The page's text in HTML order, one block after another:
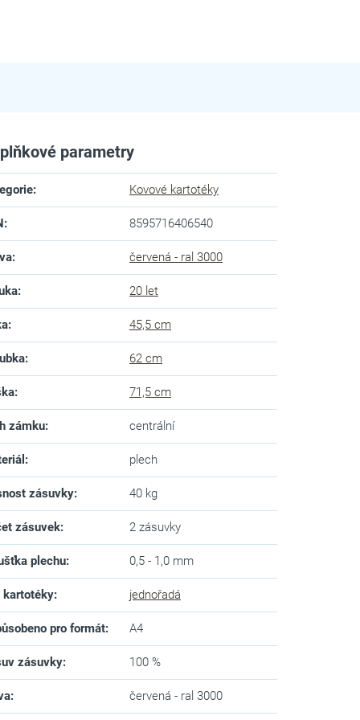
parametry
: Kovové kartotéky
: 8595716406540
: červená - ral 3000
: 20 let
: 45,5 cm
: 62 cm
: 71,5 cm
zámku: centrální
: plech
zásuvky: 40 kg
zásuvek: 2 zásuvky
plechu: 0,5 - 1,0 mm
kartotéky: jednořadá
pro formát: A4
zásuvky: 100 %
: červená - ral 3000